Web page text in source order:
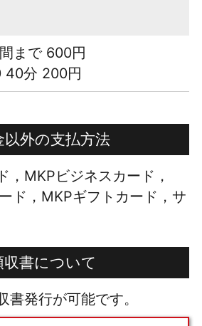
まで 600円
分 200円
以外の支払方法
，MKPビジネスカード，
ド，MKPギフトカード，サ
収書について
書発行が可能です。